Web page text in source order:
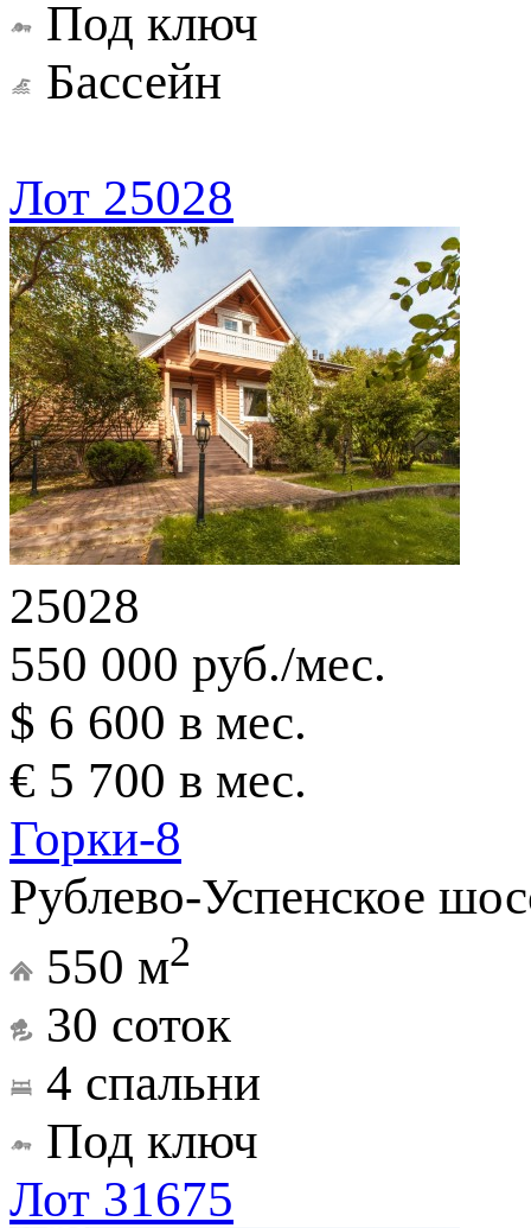
Под ключ
Бассейн
Лот 25028
25028
550 000 руб./мес.
$ 6 600 в мес.
€ 5 700 в мес.
Горки-8
Рублево-Успенское
550 м2
30 соток
4 спальни
Под ключ
Лот 31675